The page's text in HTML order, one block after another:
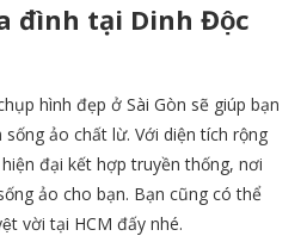
đình tại Dinh Độc
hình đẹp ở Sài Gòn sẽ giúp bạn
ảo chất lừ. Với diện tích rộng
đại kết hợp truyền thống, nơi
ảo cho bạn. Bạn cũng có thể
vời tại HCM đấy nhé.